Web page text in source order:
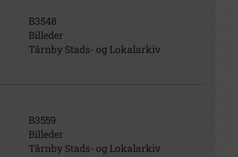
B3548
Billeder
Tårnby Stads- og Lokalarkiv
B3559
Billeder
Tårnby Stads- og Lokalarkiv